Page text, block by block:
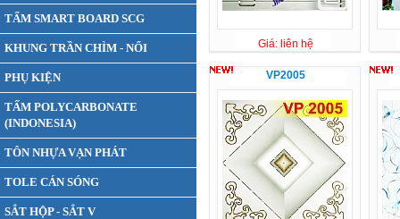
TẤM SMART BOARD SCG
KHUNG TRẦN CHÌM - NỔI
PHỤ KIỆN
TẤM POLYCARBONATE
(INDONESIA)
TÔN NHỰA VẠN PHÁT
TOLE CÁN SÓNG
SẮT HỘP - SẮT V
Giá: liên hệ
VP2005